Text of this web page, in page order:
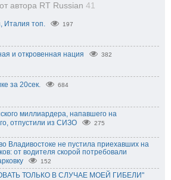
автора RT Russian 41
Италия топ. 197
и откровенная нация 382
за 20сек. 684
миллиардера, напавшего на
отпустили из СИЗО
275
Владивостоке не пустила приехавших на
от водителя скорой потребовали
152
ТОЛЬКО В СЛУЧАЕ МОЕЙ ГИБЕЛИ"